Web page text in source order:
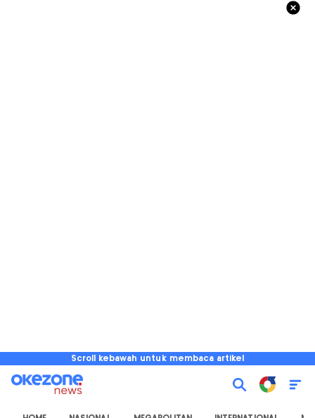
Scroll kebawah untuk membaca artikel